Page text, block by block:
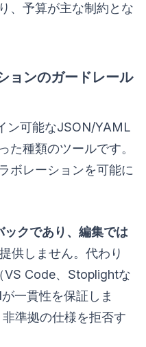
、予算が主な制約とな
ョンのガードレール
ン可能なJSON/YAML
た種類のツールです。
ボレーションを可能に
ックであり、編集では
供しません。代わり
VS Code、Stoplightな
一貫性を保証しま
準拠の仕様を拒否す